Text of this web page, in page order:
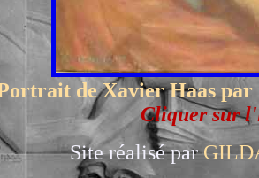
de Xavier Haas
Cliquer sur
réalisé par